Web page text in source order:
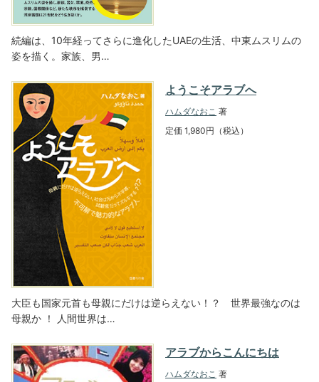
続編は、10年経ってさらに進化したUAEの生活、中東ムスリムの
姿を描く。家族、男…
ようこそアラブへ
ハムダなおこ 著
定価 1,980円（税込）
大臣も国家元首も母親にだけは逆らえない！？ 世界最強なのは
母親か ！ 人間世界は…
アラブからこんにちは
ハムダなおこ 著